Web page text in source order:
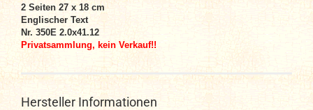
2 Seiten 27 x 18 cm
Englischer Text
Nr. 350E 2.0x41.12
Privatsammlung, kein Verkauf!!
Hersteller Informationen